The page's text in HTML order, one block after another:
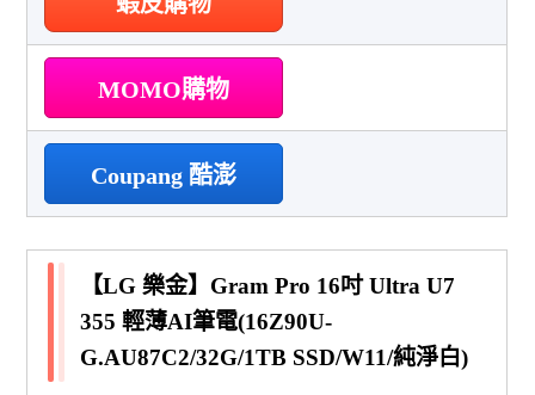
MOMO購物
Coupang 酷澎
【LG 樂金】Gram Pro 16吋 Ultra U7
355 輕薄AI筆電(16Z90U-
G.AU87C2/32G/1TB SSD/W11/純淨白)